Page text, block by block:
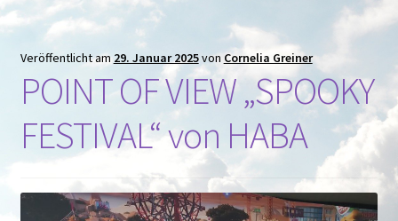
Veröffentlicht am29. Januar 2025von Cornelia Greiner
POINT OF VIEW „SPOOKY
FESTIVAL“ von HABA